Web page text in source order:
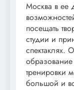
Москва в ее
посещать
студии и
спектаклях.
тренировки
большой и